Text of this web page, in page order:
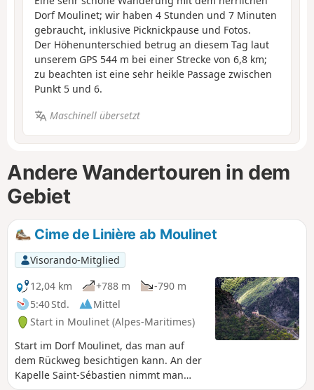
Dorf Moulinet; wir haben 4 Stunden und 7 Minuten
gebraucht, inklusive Picknickpause und Fotos.
Der Höhenunterschied betrug an diesem Tag laut
unserem GPS 544 m bei einer Strecke von 6,8 km;
zu beachten ist eine sehr heikle Passage zwischen
Punkt 5 und 6.
Maschinell übersetzt
Andere Wandertouren in dem
Gebiet
Cime de Linière ab Moulinet
Visorando-Mitglied
12,04 km
+788 m
-790 m
5:40 Std.
Mittel
Start in Moulinet (Alpes-Maritimes)
Start im Dorf Moulinet, das man auf
dem Rückweg besichtigen kann. An der
Kapelle Saint-Sébastien nimmt man